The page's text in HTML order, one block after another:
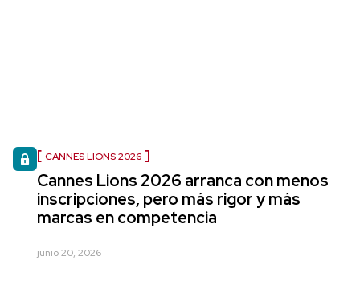
CANNES LIONS 2026
Cannes Lions 2026 arranca con menos
inscripciones, pero más rigor y más
marcas en competencia
junio 20, 2026